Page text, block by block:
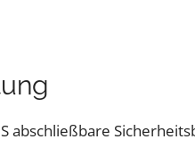
abschließbare